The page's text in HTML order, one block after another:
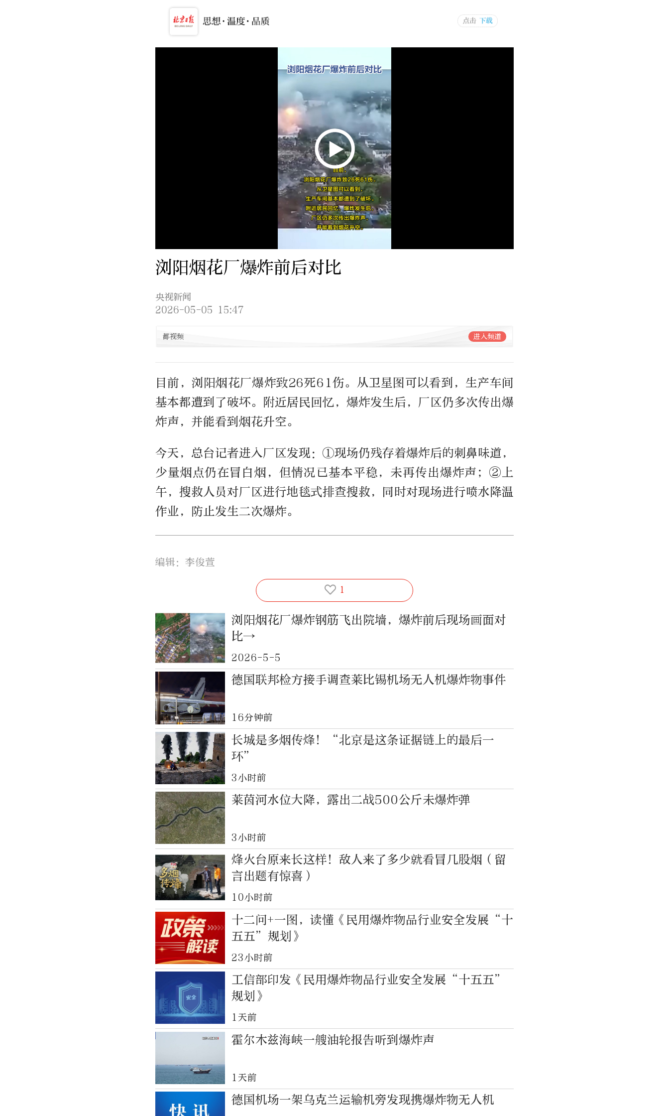
浏阳烟花厂爆炸前后对比
央视新闻
2026-05-05 15:47
都视频 进入频道
目前，浏阳烟花厂爆炸致26死61伤。从卫星图可以看到，生产车间
基本都遭到了破坏。附近居民回忆，爆炸发生后，厂区仍多次传出爆
炸声，并能看到烟花升空。
今天，总台记者进入厂区发现：①现场仍残存着爆炸后的刺鼻味道，
少量烟点仍在冒白烟，但情况已基本平稳，未再传出爆炸声；②上
午，搜救人员对厂区进行地毯式排查搜救，同时对现场进行喷水降温
作业，防止发生二次爆炸。
编辑：李俊萱
1
浏阳烟花厂爆炸钢筋飞出院墙，爆炸前后现场画面对
比→
2026-5-5
德国联邦检方接手调查莱比锡机场无人机爆炸物事件
16分钟前
长城是多烟传烽！“北京是这条证据链上的最后一
环”
3小时前
莱茵河水位大降，露出二战500公斤未爆炸弹
3小时前
烽火台原来长这样！敌人来了多少就看冒几股烟（留
言出题有惊喜）
10小时前
十二问+一图，读懂《民用爆炸物品行业安全发展“十
五五”规划》
23小时前
工信部印发《民用爆炸物品行业安全发展“十五五”
规划》
1天前
霍尔木兹海峡一艘油轮报告听到爆炸声
1天前
德国机场一架乌克兰运输机旁发现携爆炸物无人机